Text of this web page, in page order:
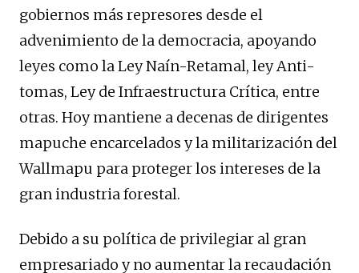
gobiernos más represores desde el
advenimiento de la democracia, apoyando
leyes como la Ley Naín-Retamal, ley Anti-
tomas, Ley de Infraestructura Crítica, entre
otras. Hoy mantiene a decenas de dirigentes
mapuche encarcelados y la militarización del
Wallmapu para proteger los intereses de la
gran industria forestal.
Debido a su política de privilegiar al gran
empresariado y no aumentar la recaudación